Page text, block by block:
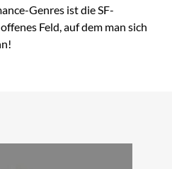
Genres ist die SF-
Feld, auf dem man sich